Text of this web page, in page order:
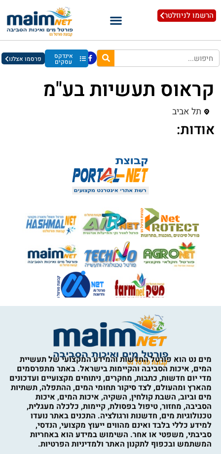
הרשמו לניוזלטר
אינדקס
עסקים פרסמו אצלנו
קראוס תעשיות בע"מ
תל אביב
אודות:
מים נט הוא פורטל החדשות והמידע המקצועי של תעשיית
המים, איכות הסביבה והקיימות בישראל. באתר מתפרסמים
מדי יום חדשות, כתבות, מחקרים, ניתוחים מקצועיים ועדכונים
מהארץ ומהעולם, לצד סיקור תחומי המים, ההתפלה, תשתיות
מים וביוב, השבת קולחין, השקיה, איכות המים, איכות
הסביבה, מחזור, טיפול בפסולת, קיימות, כלכלה מעגלית,
טכנולוגיות מים, חדשנות ורגולציה. התכנים באתר נועדו
למידע כללי בלבד ואינם מהווים ייעוץ מקצועי, הנדסי,
סביבתי, משפטי או אחר. השימוש במידע הוא באחריות
המשתמש ובכפוף לתקנון האתר ולמדיניות הפרטיות.